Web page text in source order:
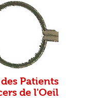
Patients
de l'Oeil